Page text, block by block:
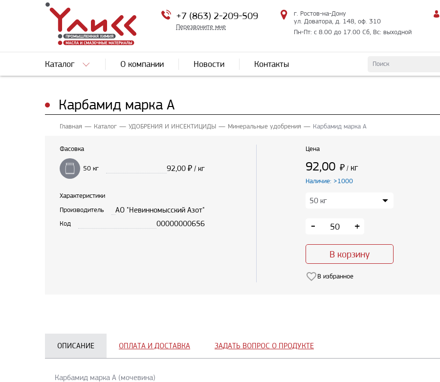
+7 (863) 2-209-509
Перезвоните мне
г. Ростов-на-Дону
ул. Доватора, д. 148, оф. 310
Пн-Пт: с 8.00 до 17.00 Сб, Вс: выходной
Каталог О компании Новости Контакты
Карбамид марка А
Главная Каталог УДОБРЕНИЯ И ИНСЕКТИЦИДЫ Минеральные удобрения Карбамид марка А
Фасовка
50 кг 92,00 ₽ / кг
Характеристики
Производитель
АО "Невинномысский Азот"
Код 00000000656
Цена
92,00 ₽ / кг
Наличие: >1000
- +
В корзину
В избранное
ОПИСАНИЕ ОПЛАТА И ДОСТАВКА ЗАДАТЬ ВОПРОС О ПРОДУКТЕ
Карбамид марка А (мочевина)